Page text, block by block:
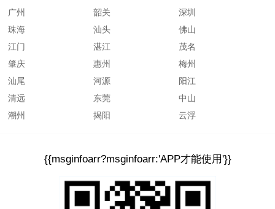
广州 韶关
深圳
珠海
汕头
佛山
江门
湛江
茂名
肇庆
惠州
梅州
汕尾
河源
阳江
清远
东莞
中山
潮州
揭阳 云浮
{{msginfoarr?msginfoarr:'APP才能使用'}}